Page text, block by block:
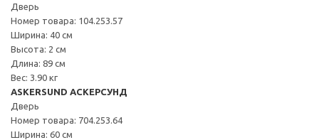
Дверь
Номер товара: 104.253.57
Ширина: 40 см
Высота: 2 см
Длина: 89 см
Вес: 3.90 кг
ASKERSUND АСКЕРСУНД
Дверь
Номер товара: 704.253.64
Ширина: 60 см